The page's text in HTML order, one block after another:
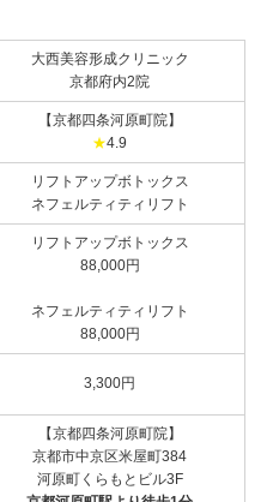
大西美容形成クリニック
京都府内2院
【京都四条河原町院】
★4.9
リフトアップボトックス
ネフェルティティリフト
リフトアップボトックス
88,000円
ネフェルティティリフト
88,000円
3,300円
【京都四条河原町院】
京都市中京区米屋町384
河原町くらもとビル3F